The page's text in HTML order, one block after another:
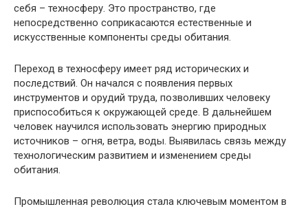
себя – техносферу. Это пространство, где
непосредственно соприкасаются естественные и
искусственные компоненты среды обитания.
Переход в техносферу имеет ряд исторических и
последствий. Он начался с появления первых
инструментов и орудий труда, позволивших человеку
приспособиться к окружающей среде. В дальнейшем
человек научился использовать энергию природных
источников – огня, ветра, воды. Выявилась связь между
технологическим развитием и изменением среды
обитания.
Промышленная революция стала ключевым моментом в